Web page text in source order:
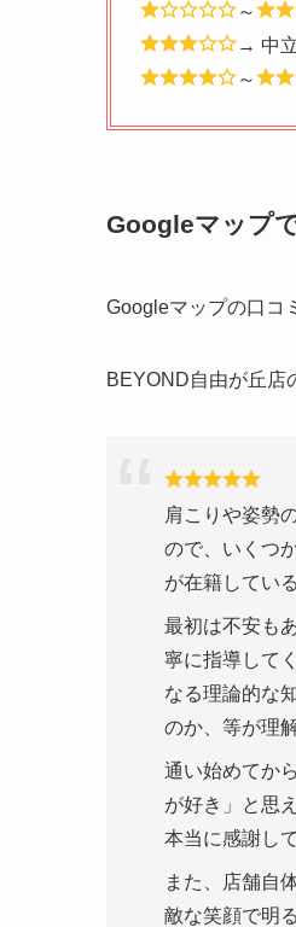
～
→ 中
～
Googleマップ
Googleマップの口コ
BEYOND自由が丘店
肩こりや姿勢
ので、いくつ
が在籍してい
最初は不安も
寧に指導して
なる理論的な
のか、等が理
通い始めてか
が好き」と思
本当に感謝し
また、店舗自
敵な笑顔で明